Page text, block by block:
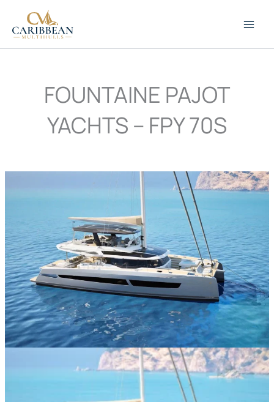
contenu
FOUNTAINE PAJOT
YACHTS – FPY 70S